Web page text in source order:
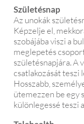
Születésnap
Az unokák
Képzelje el,
szobájába viszi a
meglepetés
születésnapjára. A
csatlakozását teszi
Hosszabb,
ütemezzen be egy
különlegessé teszi